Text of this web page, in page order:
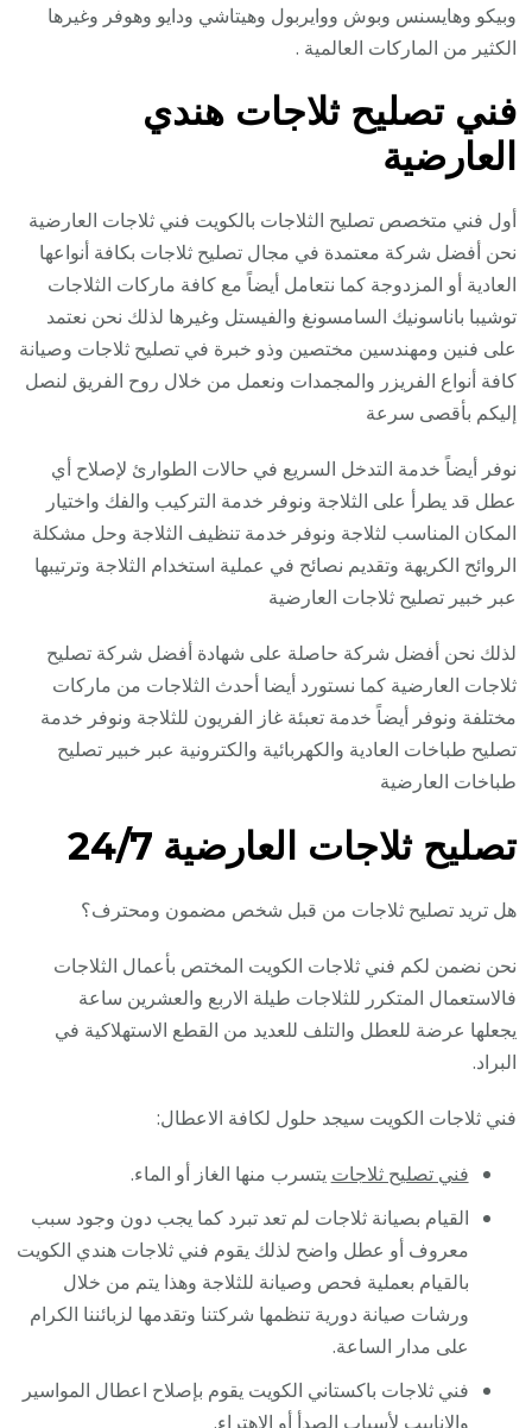
وبيكو وهايسنس وبوش ووايربول وهيتاشي ودايو وهوفر وغيرها
الكثير من الماركات العالمية .
فني تصليح ثلاجات هندي
العارضية
أول فني متخصص تصليح الثلاجات بالكويت فني ثلاجات العارضية
نحن أفضل شركة معتمدة في مجال تصليح ثلاجات بكافة أنواعها
العادية أو المزدوجة كما نتعامل أيضاً مع كافة ماركات الثلاجات
توشيبا باناسونيك السامسونغ والفيستل وغيرها لذلك نحن نعتمد
على فنين ومهندسين مختصين وذو خبرة في تصليح ثلاجات وصيانة
كافة أنواع الفريزر والمجمدات ونعمل من خلال روح الفريق لنصل
إليكم بأقصى سرعة
نوفر أيضاً خدمة التدخل السريع في حالات الطوارئ لإصلاح أي
عطل قد يطرأ على الثلاجة ونوفر خدمة التركيب والفك واختيار
المكان المناسب لثلاجة ونوفر خدمة تنظيف الثلاجة وحل مشكلة
الروائح الكريهة وتقديم نصائح في عملية استخدام الثلاجة وترتيبها
عبر خبير تصليح ثلاجات العارضية
لذلك نحن أفضل شركة حاصلة على شهادة أفضل شركة تصليح
ثلاجات العارضية كما نستورد أيضا أحدث الثلاجات من ماركات
مختلفة ونوفر أيضاً خدمة تعبئة غاز الفريون للثلاجة ونوفر خدمة
تصليح طباخات العادية والكهربائية والكترونية عبر خبير تصليح
طباخات العارضية
تصليح ثلاجات العارضية 24/7
هل تريد تصليح ثلاجات من قبل شخص مضمون ومحترف؟
نحن نضمن لكم فني ثلاجات الكويت المختص بأعمال الثلاجات
فالاستعمال المتكرر للثلاجات طيلة الاربع والعشرين ساعة
يجعلها عرضة للعطل والتلف للعديد من القطع الاستهلاكية في
البراد.
فني ثلاجات الكويت سيجد حلول لكافة الاعطال:
فني تصليح ثلاجات يتسرب منها الغاز أو الماء.
القيام بصيانة ثلاجات لم تعد تبرد كما يجب دون وجود سبب
معروف أو عطل واضح لذلك يقوم فني ثلاجات هندي الكويت
بالقيام بعملية فحص وصيانة للثلاجة وهذا يتم من خلال
ورشات صيانة دورية تنظمها شركتنا وتقدمها لزبائننا الكرام
على مدار الساعة.
فني ثلاجات باكستاني الكويت يقوم بإصلاح اعطال المواسير
والانابيب لأسباب الصدأ أو الاهتراء.